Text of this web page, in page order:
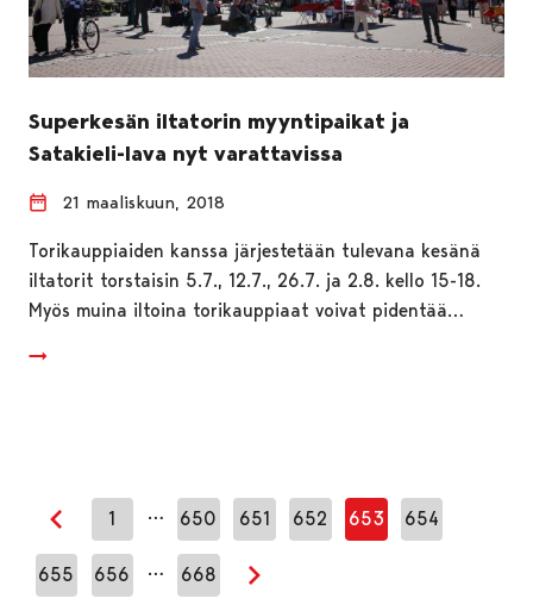
Superkesän iltatorin myyntipaikat ja
Satakieli-lava nyt varattavissa
21 maaliskuun, 2018
Torikauppiaiden kanssa järjestetään tulevana kesänä
iltatorit torstaisin 5.7., 12.7., 26.7. ja 2.8. kello 15-18.
Myös muina iltoina torikauppiaat voivat pidentää…
Edellinen sivu
1 … 650 651 652 653 654
655 656 … 668
Seuraava sivu